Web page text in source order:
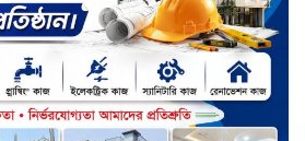
সপ্তাহের শেষ কার্যদিবসে দরবৃদ্ধির শীর্ষে
নিটল ইন্স্যুরেন্স